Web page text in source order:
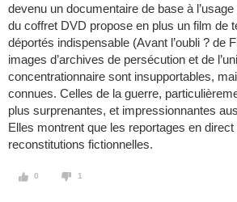
devenu un documentaire de base à
du coffret DVD propose en plus un film de
déportés indispensable (Avant l’oubli ? de
images d’archives de persécution et de
concentrationnaire sont insupportables,
connues. Celles de la guerre,
plus surprenantes, et impressionnantes
Elles montrent que les reportages en
reconstitutions fictionnelles.
0 1